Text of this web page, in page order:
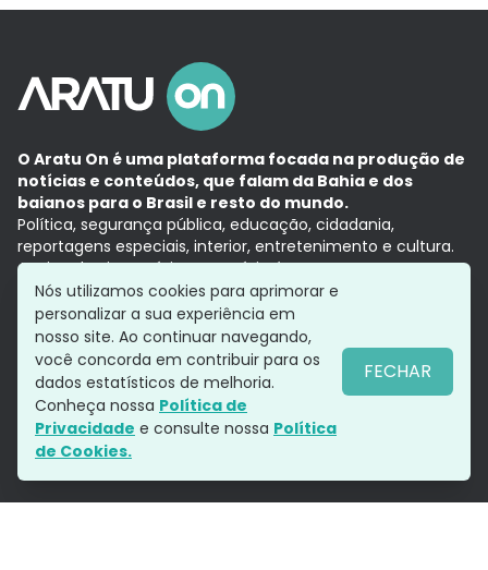
O Aratu On é uma plataforma focada na produção de
notícias e conteúdos, que falam da Bahia e dos
baianos para o Brasil e resto do mundo.
Política, segurança pública, educação, cidadania,
reportagens especiais, interior, entretenimento e cultura.
Aqui, tudo vira notícia e a notícia é no tempo presente,
com a credibilidade do Grupo Aratu.
Grupo Aratu
Política de privacidade
Siga-nos
Nós utilizamos cookies para aprimorar e
personalizar a sua experiência em
nosso site. Ao continuar navegando,
você concorda em contribuir para os
dados estatísticos de melhoria.
Conheça nossa Política de
Privacidade e consulte nossa Política
de Cookies.
FECHAR